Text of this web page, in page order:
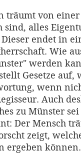
träumt von
sind, alles
endet in
Wie
werden
Gesetze auf,
wenn
Auch
zu Münster
Der Mensch
zeigt,
ergeben können.